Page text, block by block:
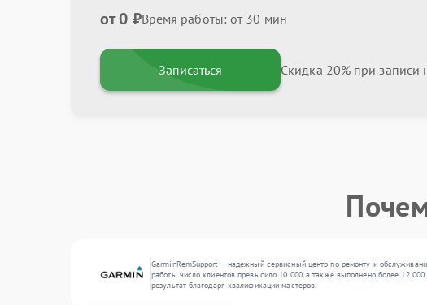
от 0 ₽Время работы: от 30 мин
Записаться Скидка 20% при записи
GarminRemSupport — надежный сервисный центр по ремонту и
работы число клиентов превысило 10 000, а также выполнено более 12
результат благодаря квалификации мастеров.